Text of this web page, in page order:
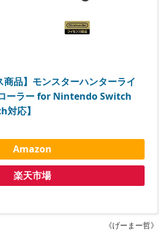
商品】モンスターハンターライ
ーラー for Nintendo Switch
応】
Amazon
楽天市場
《げーまー哲》